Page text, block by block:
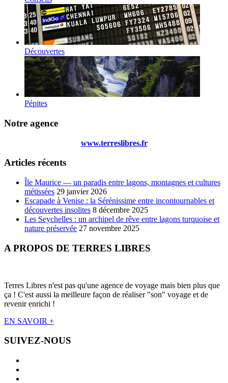
Découvertes
Pépites
Notre agence
www.terreslibres.fr
Articles récents
Île Maurice — un paradis entre lagons, montagnes et cultures
métissées 29 janvier 2026
Escapade à Venise : la Sérénissime entre incontournables et
découvertes insolites 8 décembre 2025
Les Seychelles : un archipel de rêve entre lagons turquoise et
nature préservée 27 novembre 2025
A PROPOS DE TERRES LIBRES
Terres Libres n'est pas qu'une agence de voyage mais bien plus que
ça ! C'est aussi la meilleure façon de réaliser "son" voyage et de
revenir enrichi !
EN SAVOIR +
SUIVEZ-NOUS